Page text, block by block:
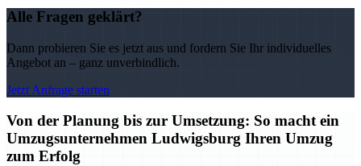
Alle Fragen geklärt?
Dann probieren Sie es jetzt aus und fordern Sie Ihr individuelles
Angebot an – ganz unverbindlich.
Jetzt Anfrage starten
Von der Planung bis zur Umsetzung: So macht ein
Umzugsunternehmen Ludwigsburg Ihren Umzug
zum Erfolg